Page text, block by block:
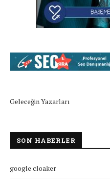
Geleceğin Yazarları
SON HABERLER
google cloaker